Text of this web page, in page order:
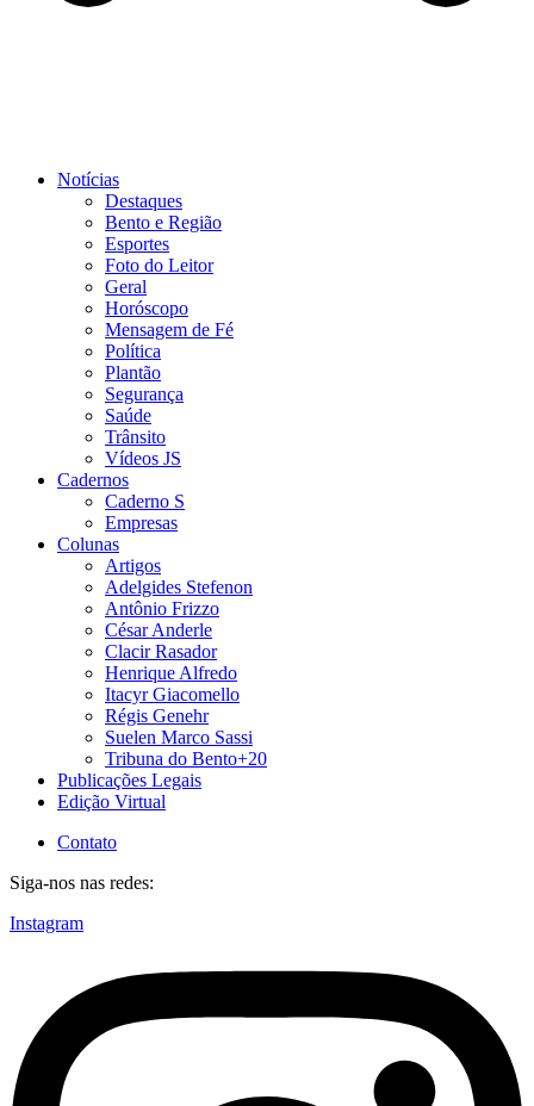
Notícias
Destaques
Bento e Região
Esportes
Foto do Leitor
Geral
Horóscopo
Mensagem de Fé
Política
Plantão
Segurança
Saúde
Trânsito
Vídeos JS
Cadernos
Caderno S
Empresas
Colunas
Artigos
Adelgides Stefenon
Antônio Frizzo
César Anderle
Clacir Rasador
Henrique Alfredo
Itacyr Giacomello
Régis Genehr
Suelen Marco Sassi
Tribuna do Bento+20
Publicações Legais
Edição Virtual
Contato
Siga-nos nas redes:
Instagram